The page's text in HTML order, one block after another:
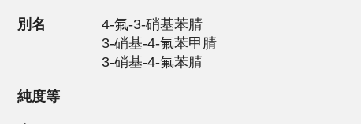
別名
4-氟-3-硝基苯腈
3-硝基-4-氟苯甲腈
3-硝基-4-氟苯腈
純度等